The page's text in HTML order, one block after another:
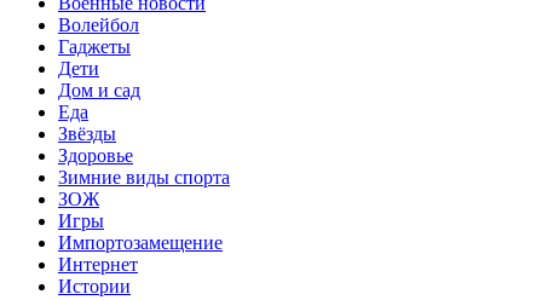
Волейбол
Гаджеты
Дети
Дом и сад
Еда
Звёзды
Здоровье
Зимние виды спорта
ЗОЖ
Игры
Импортозамещение
Интернет
Истории